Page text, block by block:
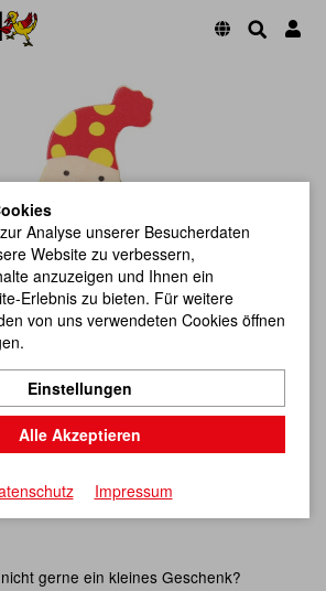
A
gerne ein kleines Geschenk?
Analyse unserer Besucherdaten
Website zu verbessern,
anzuzeigen und Ihnen ein
Erlebnis zu bieten. Für weitere
von uns verwendeten Cookies öffnen
Einstellungen
Alle Akzeptieren
Impressum